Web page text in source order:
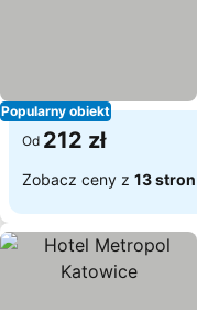
Popularny obiekt
Od 212 zł
Zobacz ceny z 13 stron